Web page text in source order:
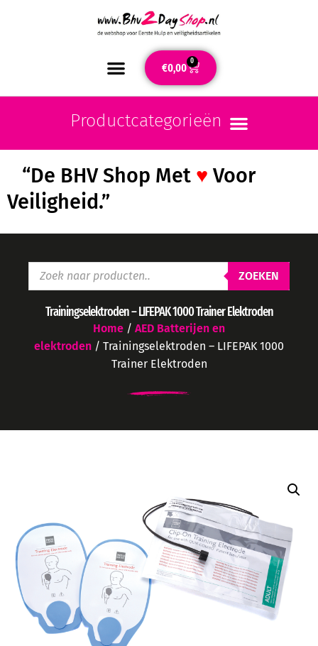
€0,00 0
“De BHV Shop Met ♥ Voor
Veiligheid.”
ZOEKEN
Trainingselektroden – LIFEPAK 1000 Trainer Elektroden
Home / AED Batterijen en
elektroden / Trainingselektroden – LIFEPAK 1000
Trainer Elektroden